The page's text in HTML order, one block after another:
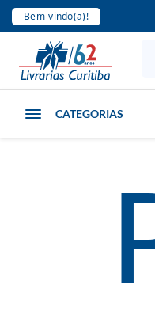
Bem-vindo(a)!
CATEGORIAS